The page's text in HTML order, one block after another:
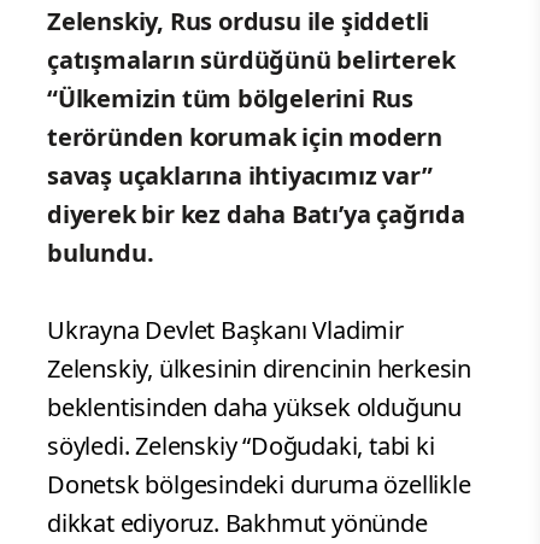
Zelenskiy, Rus ordusu ile şiddetli
çatışmaların sürdüğünü belirterek
“Ülkemizin tüm bölgelerini Rus
teröründen korumak için modern
savaş uçaklarına ihtiyacımız var”
diyerek bir kez daha Batı’ya çağrıda
bulundu.
Ukrayna Devlet Başkanı Vladimir
Zelenskiy, ülkesinin direncinin herkesin
beklentisinden daha yüksek olduğunu
söyledi. Zelenskiy “Doğudaki, tabi ki
Donetsk bölgesindeki duruma özellikle
dikkat ediyoruz. Bakhmut yönünde